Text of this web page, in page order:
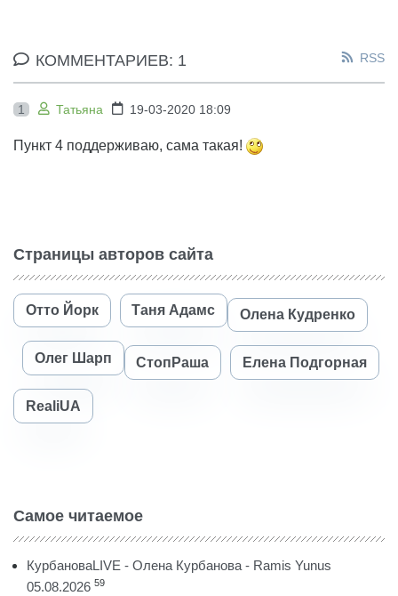
КОММЕНТАРИЕВ: 1 RSS
1 Татьяна 19-03-2020 18:09
Пункт 4 поддерживаю, сама такая!
Страницы авторов сайта
Отто Йорк Таня Адамс Олена Кудренко
Олег Шарп СтопРаша Елена Подгорная
RealiUA
Самое читаемое
КурбановаLIVE - Олена Курбанова - Ramis Yunus
05.08.2026 59